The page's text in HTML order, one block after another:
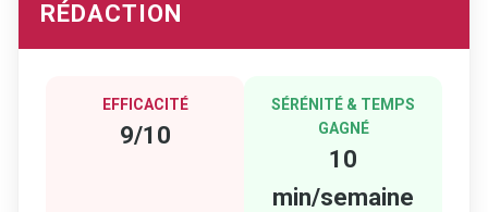
RÉDACTION
EFFICACITÉ
9/10
SÉRÉNITÉ & TEMPS
GAGNÉ
10
min/semaine